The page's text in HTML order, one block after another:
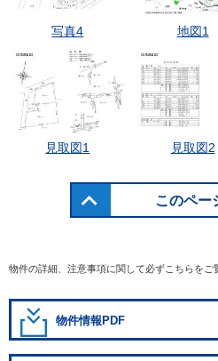
写真4 地図1
見取図1 見取図2
このペー
物件の詳細、注意事項に関して必ずこちらをご
物件情報PDF